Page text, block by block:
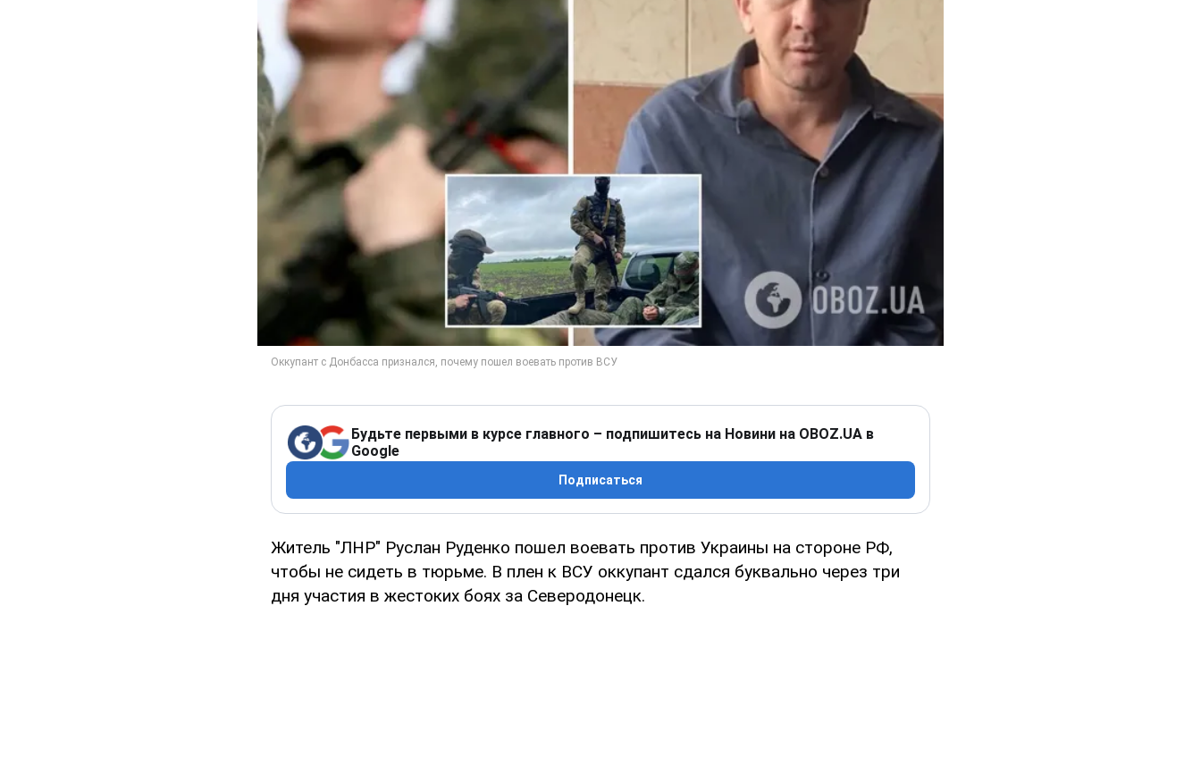
Будьте первыми в курсе главного – подпишитесь на Новини на OBOZ.UA в
Google
Подписаться
Житель "ЛНР" Руслан Руденко пошел воевать против Украины на стороне РФ,
чтобы не сидеть в тюрьме. В плен к ВСУ оккупант сдался буквально через три
дня участия в жестоких боях за Северодонецк.